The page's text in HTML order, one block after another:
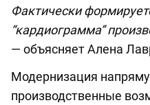
Фактически
“кардиограмма”
— объясняет Алена
Модернизация
производственные